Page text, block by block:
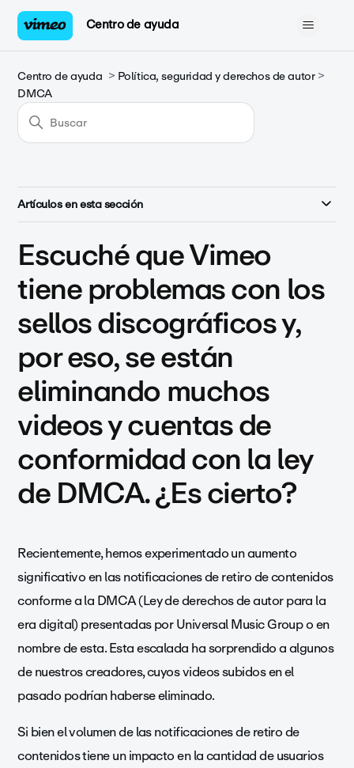
Centro de ayuda
Centro de ayuda
Política, seguridad y derechos de autor
DMCA
Artículos en esta sección
Escuché que Vimeo
tiene problemas con los
sellos discográficos y,
por eso, se están
eliminando muchos
videos y cuentas de
conformidad con la ley
de DMCA. ¿Es cierto?
Recientemente, hemos experimentado un aumento
significativo en las notificaciones de retiro de contenidos
conforme a la DMCA (Ley de derechos de autor para la
era digital) presentadas por Universal Music Group o en
nombre de esta. Esta escalada ha sorprendido a algunos
de nuestros creadores, cuyos videos subidos en el
pasado podrían haberse eliminado.
Si bien el volumen de las notificaciones de retiro de
contenidos tiene un impacto en la cantidad de usuarios